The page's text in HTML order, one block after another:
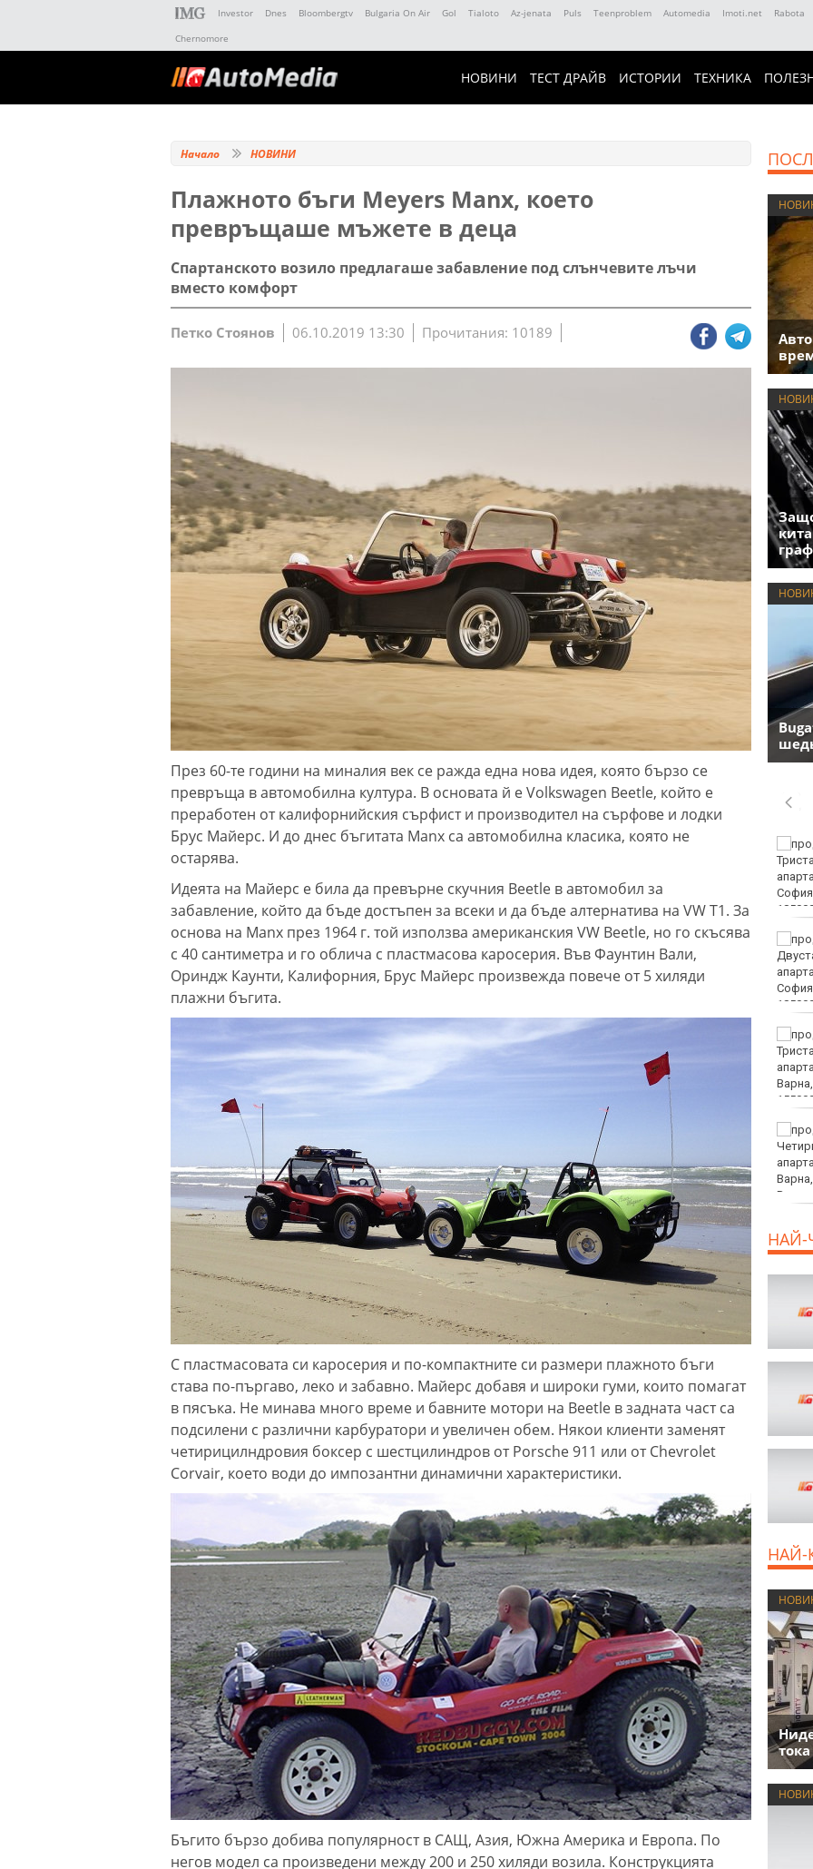
Investor Dnes Bloombergtv Bulgaria On Air Gol Tialoto Az-jenata Puls Teenproblem Automedia Imoti.net Rabota
Chernomore
НОВИНИ ТЕСТ ДРАЙВ ИСТОРИИ ТЕХНИКА
Начало НОВИНИ
Плажното бъги Meyers Manx, което
превръщаше мъжете в деца
Спартанското возило предлагаше забавление под слънчевите лъчи
вместо комфорт
Петко Стоянов 06.10.2019 13:30 Прочитания: 10189
През 60-те години на миналия век се ражда една нова идея, която бързо се
превръща в автомобилна култура. В основата й е Volkswagen Beetle, който е
преработен от калифорнийския сърфист и производител на сърфове и лодки
Брус Майерс. И до днес бъгитата Manx са автомобилна класика, която не
остарява.
Идеята на Майерс е била да превърне скучния Beetle в автомобил за
забавление, който да бъде достъпен за всеки и да бъде алтернатива на VW T1. За
основа на Manx през 1964 г. той използва американския VW Beetle, но го скъсява
с 40 сантиметра и го облича с пластмасова каросерия. Във Фаунтин Вали,
Ориндж Каунти, Калифорния, Брус Майерс произвежда повече от 5 хиляди
плажни бъгита.
С пластмасовата си каросерия и по-компактните си размери плажното бъги
става по-пъргаво, леко и забавно. Майерс добавя и широки гуми, които помагат
в пясъка. Не минава много време и бавните мотори на Beetle в задната част са
подсилени с различни карбуратори и увеличен обем. Някои клиенти заменят
четирицилндровия боксер с шестцилиндров от Porsche 911 или от Chevrolet
Corvair, което води до импозантни динамични характеристики.
Бъгито бързо добива популярност в САЩ, Азия, Южна Америка и Европа. По
негов модел са произведени между 200 и 250 хиляди возила. Конструкцията
Пуснаха тока в КАТ
"Грийнпийс": Да не се
добива нефт и газ в
Черно море
петимата младежи за
убийството в Пловдив
След случая във
Варненско, БАБХ зове:
Не купувайте! Не
докосвайте!
Сигнализирайте!
НАЙ-
НАЙ-